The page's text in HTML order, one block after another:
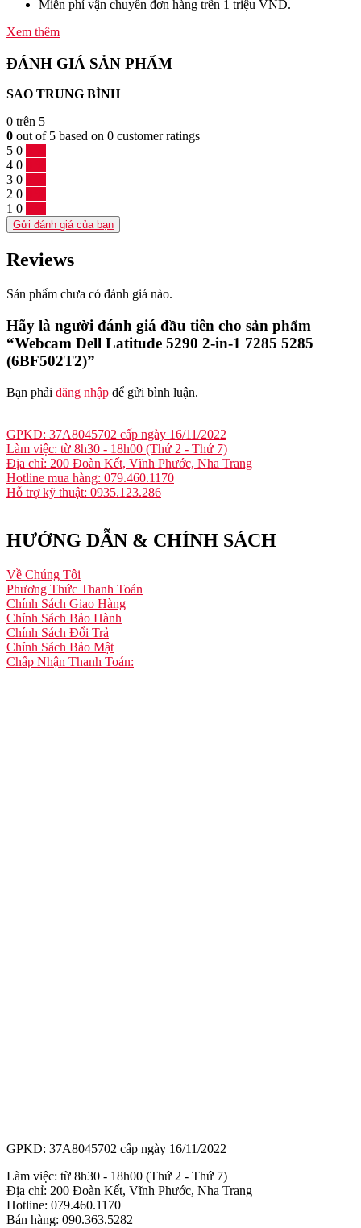
Miễn phí vận chuyển đơn hàng trên 1 triệu VND.
Xem thêm
ĐÁNH GIÁ SẢN PHẨM
SAO TRUNG BÌNH
0 trên 5
0 out of 5 based on 0 customer ratings
5 0
4 0
3 0
2 0
1 0
Gửi đánh giá của bạn
Reviews
Sản phẩm chưa có đánh giá nào.
Hãy là người đánh giá đầu tiên cho sản phẩm
“Webcam Dell Latitude 5290 2-in-1 7285 5285
(6BF502T2)”
Bạn phải đăng nhập để gửi bình luận.
GPKD: 37A8045702 cấp ngày 16/11/2022
Làm việc: từ 8h30 - 18h00 (Thứ 2 - Thứ 7)
Địa chỉ: 200 Đoàn Kết, Vĩnh Phước, Nha Trang
Hotline mua hàng: 079.460.1170
Hỗ trợ kỹ thuật: 0935.123.286
HƯỚNG DẪN & CHÍNH SÁCH
Về Chúng Tôi
Phương Thức Thanh Toán
Chính Sách Giao Hàng
Chính Sách Bảo Hành
Chính Sách Đổi Trả
Chính Sách Bảo Mật
Chấp Nhận Thanh Toán:
GPKD: 37A8045702 cấp ngày 16/11/2022
Làm việc: từ 8h30 - 18h00 (Thứ 2 - Thứ 7)
Địa chỉ: 200 Đoàn Kết, Vĩnh Phước, Nha Trang
Hotline: 079.460.1170
Bán hàng: 090.363.5282